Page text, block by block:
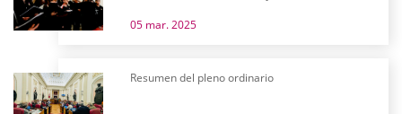
05 mar. 2025
Resumen del pleno ordinario